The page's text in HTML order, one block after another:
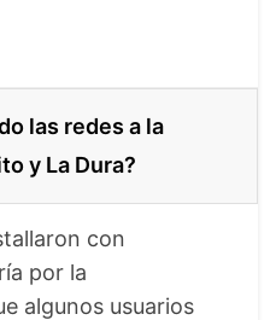
las redes a la
y La Dura?
con
por la
algunos usuarios